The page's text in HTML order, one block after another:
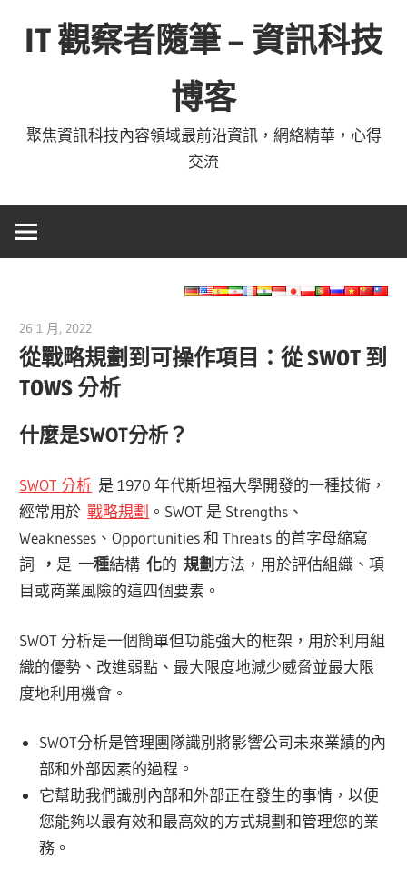
IT 觀察者隨筆 – 資訊科技
博客
聚焦資訊科技內容領域最前沿資訊，網絡精華，心得
交流
26 1 月, 2022
從戰略規劃到可操作項目：從 SWOT 到
TOWS 分析
什麼是SWOT分析？
SWOT 分析 是 1970 年代斯坦福大學開發的一種技術，
經常用於戰略規劃 。SWOT 是 Strengths、
Weaknesses、Opportunities 和 Threats 的首字母縮寫
詞
， 是一種結構化的規劃 方法，用於評估組織、項
目或商業風險的這四個要素。
SWOT 分析是一個簡單但功能強大的框架，用於利用組
織的優勢、改進弱點、最大限度地減少威脅並最大限
度地利用機會。
SWOT分析是管理團隊識別將影響公司未來業績的內
部和外部因素的過程。
它幫助我們識別內部和外部正在發生的事情，以便
您能夠以最有效和最高效的方式規劃和管理您的業
務。